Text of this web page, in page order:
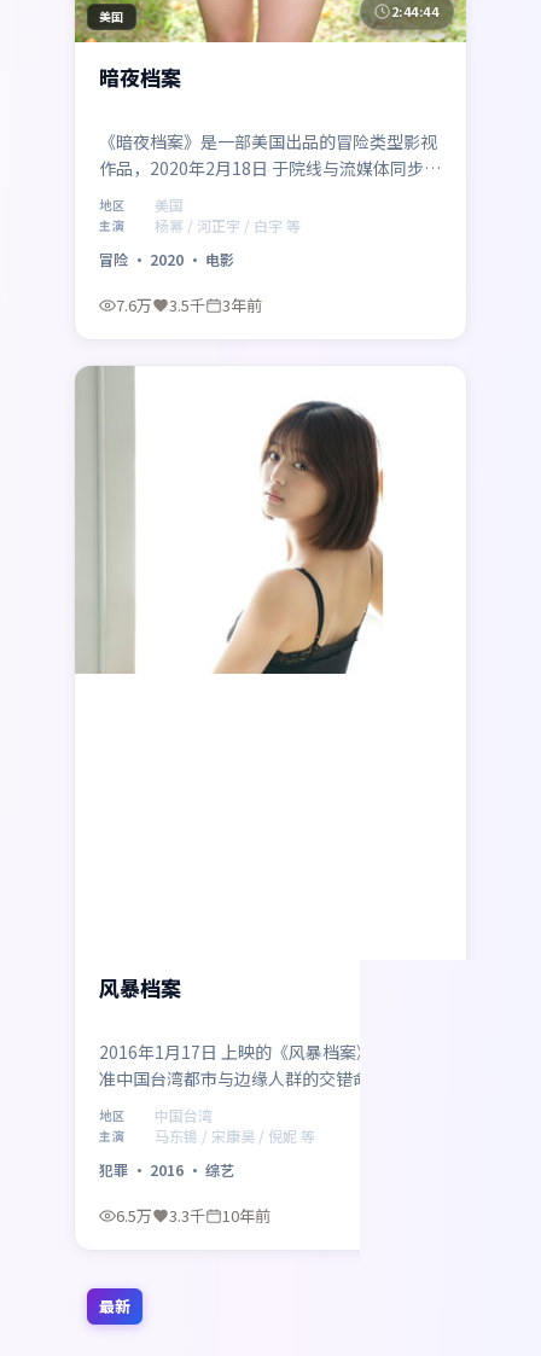
美国 2:44:44
暗夜档案
《暗夜档案》是一部美国出品的冒险类型影视
作品，2020年2月18日 于院线与流媒体同步与
观众见面。由宁浩执导，杨幂、河正宇领衔主
演，白宇等实力加盟。故事在多重反转中推
进，探讨信任与抉择，节奏紧凑、视听风格鲜
明。
地区 美国
主演
杨幂 / 河正宇 / 白宇 等
冒险 · 2020 · 电影
7.6万 3.5千 3年前
风暴档案
2016年1月17日 上映的《风暴档案》将镜头对
准中国台湾都市与边缘人群的交错命运。导演
许鞍华以冷峻叙事包裹温情内核，马东锡、宋
康昊、倪妮、赵涛、陈坤、木村拓哉共同演绎
一段关于救赎与成长的旅程，类型元素为犯
罪，适合喜欢强情节与人物弧光的观众。
地区 中国台湾
主演
马东锡 / 宋康昊 / 倪妮 等
犯罪 · 2016 · 综艺
6.5万 3.3千 10年前
最新